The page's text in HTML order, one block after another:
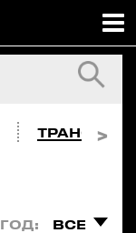
ГОД: ВСЕ